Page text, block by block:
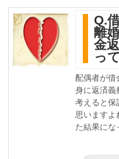
Q.
離
金
っ
配偶者が借
身に返済義
考えると保
思いますよ
た結果にな